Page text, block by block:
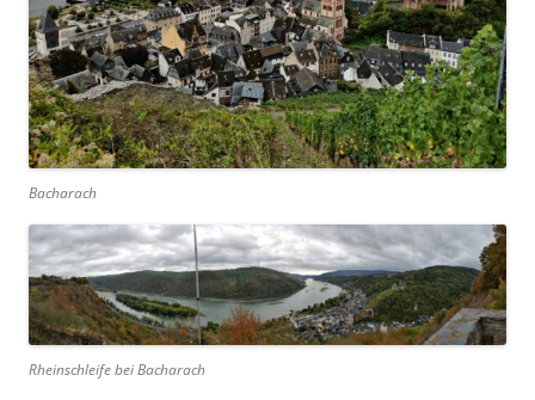
Bacharach
Rheinschleife bei Bacharach